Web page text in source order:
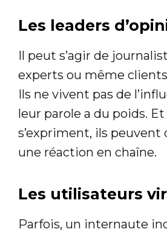
Les leaders
Il peut s’agir de
experts ou même
Ils ne vivent pas de
leur parole a du poids.
s’expriment, ils peuvent
une réaction en chaîne.
Les utilisateurs
Parfois, un internaute